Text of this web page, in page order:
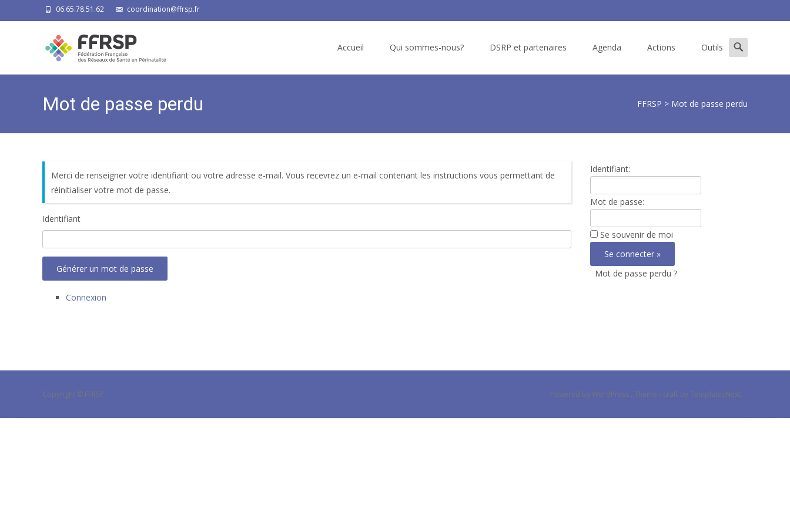
06.65.78.51.62 coordination@ffrsp.fr
Accueil Qui sommes-nous? DSRP et partenaires Agenda Actions Outils
Search
for:
Mot de passe perdu FFRSP > Mot de passe perdu
Merci de renseigner votre identifiant ou votre adresse e-mail. Vous recevrez un e-mail contenant les instructions vous permettant de
réinitialiser votre mot de passe.
Identifiant
Générer un mot de passe
Connexion
Identifiant:
Mot de passe:
Se souvenir de moi
Mot de passe perdu ?
Copyright © FFRSP Powered by WordPress , Theme i-craft by TemplatesNext.